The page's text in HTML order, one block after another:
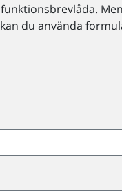
du använda